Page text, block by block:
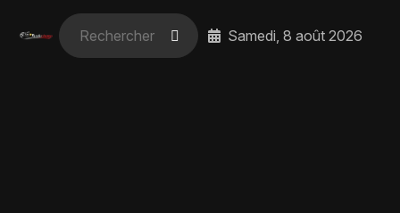
Samedi, 8 août 2026